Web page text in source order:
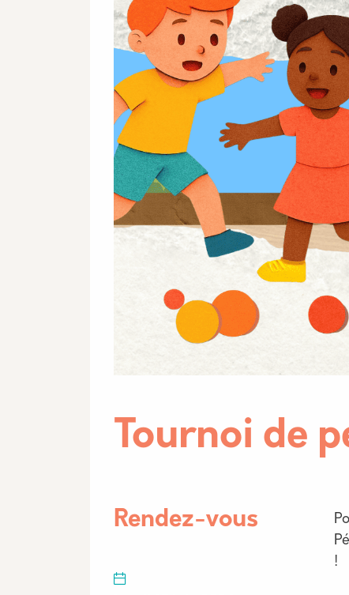
Tournoi de
Rendez-vous
!